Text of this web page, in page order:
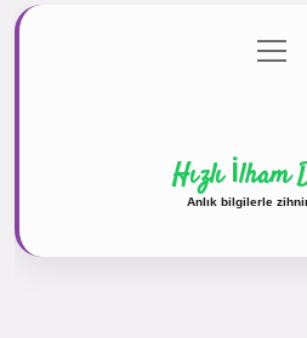
Gizlilik menüyü
aç
Hızlı İlham
Anlık bilgilerle